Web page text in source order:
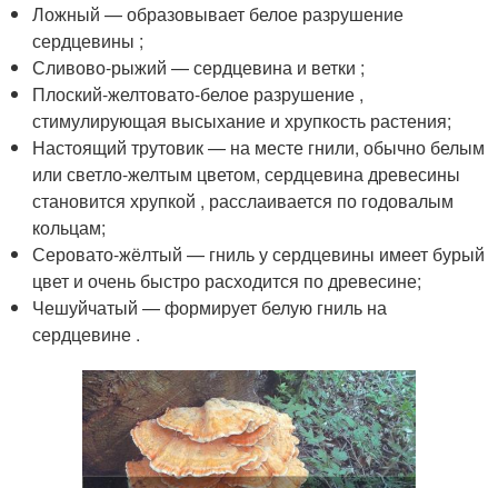
Ложный — образовывает белое разрушение
сердцевины ;
Сливово-рыжий — сердцевина и ветки ;
Плоский-желтовато-белое разрушение ,
стимулирующая высыхание и хрупкость растения;
Настоящий трутовик — на месте гнили, обычно белым
или светло-желтым цветом, сердцевина древесины
становится хрупкой , расслаивается по годовалым
кольцам;
Серовато-жёлтый — гниль у сердцевины имеет бурый
цвет и очень быстро расходится по древесине;
Чешуйчатый — формирует белую гниль на
сердцевине .